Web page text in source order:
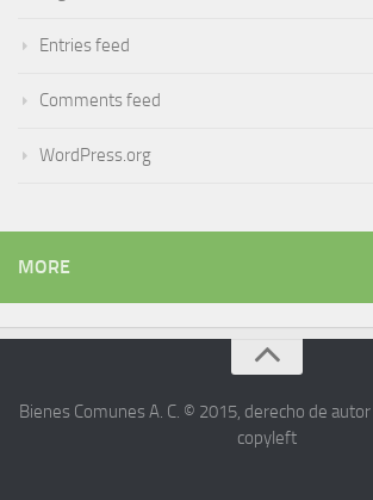
Entries feed
Comments feed
WordPress.org
MORE
Bienes Comunes A. C. © 2015, derecho de
copyleft